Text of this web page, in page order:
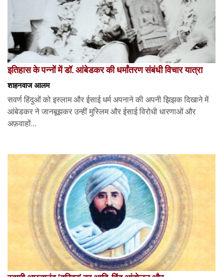
इतिहास के पन्नों में डॉ. आंबेडकर की धर्मांतरण संबंधी विचार यात्रा
शाहनवाज आलम
सवर्ण हिंदुओं को इस्लाम और ईसाई धर्म अपनाने की अपनी झिझक दिखाने में
आंबेडकर ने जानबूझकर उन्हीं मुस्लिम और ईसाई विरोधी धारणाओं और
अफ़वाहों...